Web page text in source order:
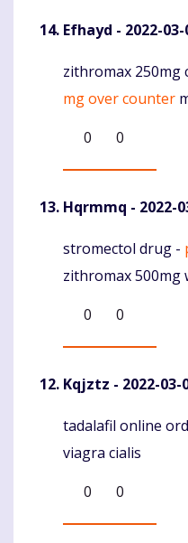
Efhayd - 2022-
Komentaras
zithromax 250mg
mg over counter
0
0
Hqrmmq - 2022-
Komentaras
stromectol drug -
zithromax
0
0
Kqjztz - 2022-03-
Komentaras
tadalafil online
viagra cialis
0
0